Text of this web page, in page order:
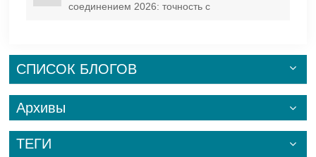
соединением 2026: точность с
СПИСОК БЛОГОВ
Архивы
ТЕГИ